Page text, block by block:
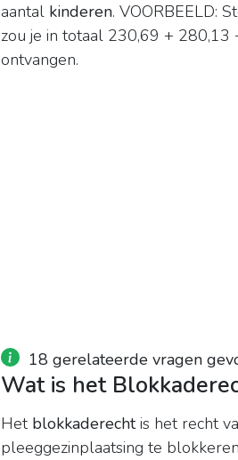
aantal kinderen. VOORBEELD:
zou je in totaal 230,69 +
ontvangen.
18 gerelateerde vragen
Wat is het
Het blokkaderechtis het recht
pleeggezinplaatsing te